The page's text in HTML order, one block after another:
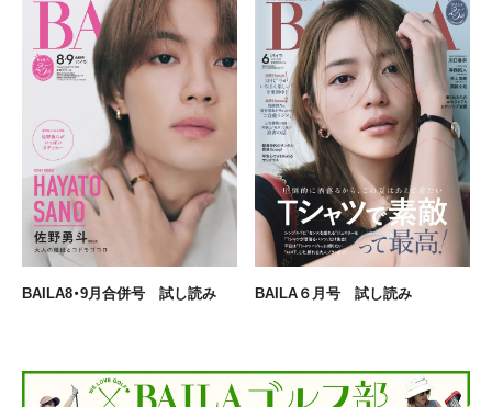
BAILA8・9月合併号 試し読み BAILA６月号 試し読み